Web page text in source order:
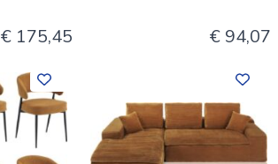
€ 175,45 € 94,07